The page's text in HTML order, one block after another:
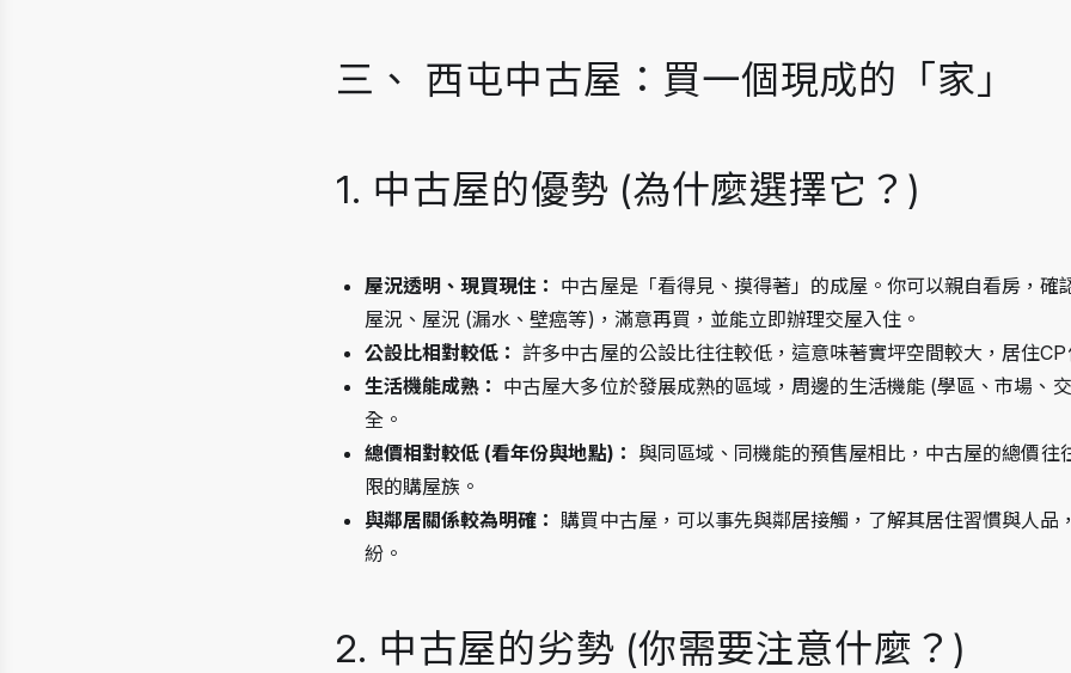
三、 西屯中古屋：買一個現成的「家」
1. 中古屋的優勢 (為什麼選擇它？)
屋況透明、現買現住： 中古屋是「看得見、摸得著」的成屋。你可以親自看房，確
屋況、屋況 (漏水、壁癌等)，滿意再買，並能立即辦理交屋入住。
公設比相對較低： 許多中古屋的公設比往往較低，這意味著實坪空間較大，居住
生活機能成熟： 中古屋大多位於發展成熟的區域，周邊的生活機能 (學區、市場、
全。
總價相對較低 (看年份與地點)： 與同區域、同機能的預售屋相比，中古屋的總價往
限的購屋族。
與鄰居關係較為明確： 購買中古屋，可以事先與鄰居接觸，了解其居住習慣與人品
紛。
2. 中古屋的劣勢 (你需要注意什麼？)